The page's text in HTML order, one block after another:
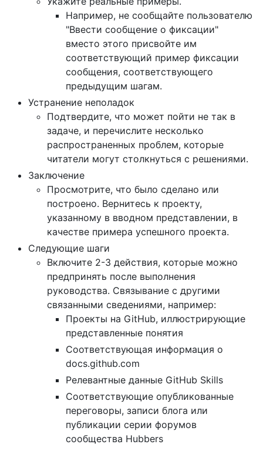
Например, не сообщайте пользователю
"Ввести сообщение о фиксации"
вместо этого присвойте им
соответствующий пример фиксации
сообщения, соответствующего
предыдущим шагам.
Устранение неполадок
Подтвердите, что может пойти не так в
задаче, и перечислите несколько
распространенных проблем, которые
читатели могут столкнуться с решениями.
Заключение
Просмотрите, что было сделано или
построено. Вернитесь к проекту,
указанному в вводном представлении, в
качестве примера успешного проекта.
Следующие шаги
Включите 2-3 действия, которые можно
предпринять после выполнения
руководства. Связывание с другими
связанными сведениями, например:
Проекты на GitHub, иллюстрирующие
представленные понятия
Соответствующая информация о
docs.github.com
Релевантные данные GitHub Skills
Соответствующие опубликованные
переговоры, записи блога или
публикации серии форумов
сообщества Hubbers